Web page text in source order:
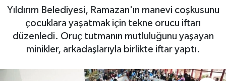
Yıldırım Belediyesi, Ramazan'ın manevi coşkusunu
çocuklara yaşatmak için tekne orucu iftarı
düzenledi. Oruç tutmanın mutluluğunu yaşayan
minikler, arkadaşlarıyla birlikte iftar yaptı.
Haber Arşivi